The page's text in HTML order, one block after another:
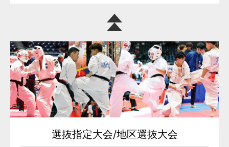
選抜指定大会/地区選抜大会